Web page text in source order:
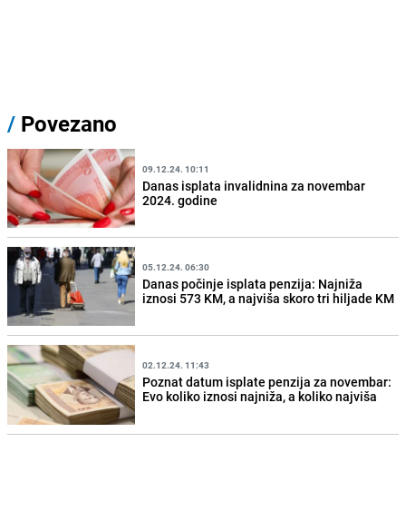
/ Povezano
09.12.24. 10:11
Danas isplata invalidnina za novembar
2024. godine
05.12.24. 06:30
Danas počinje isplata penzija: Najniža
iznosi 573 KM, a najviša skoro tri hiljade KM
02.12.24. 11:43
Poznat datum isplate penzija za novembar:
Evo koliko iznosi najniža, a koliko najviša